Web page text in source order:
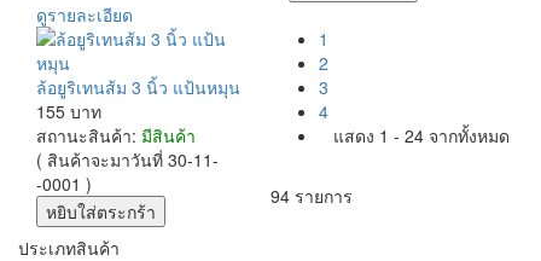
ดูรายละเอียด
ล้อยูริเทนส้ม 3 นิ้ว แป้นหมุน
155 บาท
สถานะสินค้า: มีสินค้า
( สินค้าจะมาวันที่ 30-11-
-0001 )
1
2
3
4
แสดง 1 - 24 จากทั้งหมด
94 รายการ
ประเภทสินค้า